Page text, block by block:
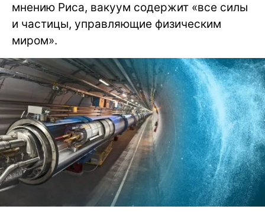
мнению Риса, вакуум содержит «все силы
и частицы, управляющие физическим
миром».